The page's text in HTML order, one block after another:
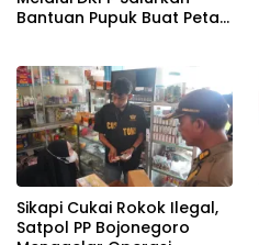
Bantuan Pupuk Buat Petani
Sikapi Cukai Rokok Ilegal,
Satpol PP Bojonegoro